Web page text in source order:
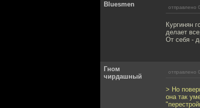
Bluesmen отправлено
Кургинян
делает
От себя -
Гном
чирдашный
отправлено
> Но
она так